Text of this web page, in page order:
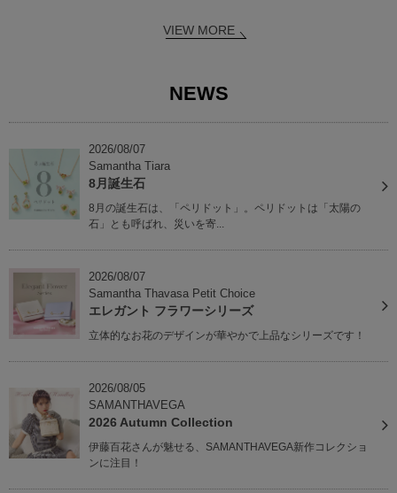
VIEW MORE
NEWS
2026/08/07
Samantha Tiara
8月誕生石
8月の誕生石は、「ペリドット」。ペリドットは「太陽の
石」とも呼ばれ、災いを寄...
2026/08/07
Samantha Thavasa Petit Choice
エレガント フラワーシリーズ
立体的なお花のデザインが華やかで上品なシリーズです！
2026/08/05
SAMANTHAVEGA
2026 Autumn Collection
伊藤百花さんが魅せる、SAMANTHAVEGA新作コレクショ
ンに注目！